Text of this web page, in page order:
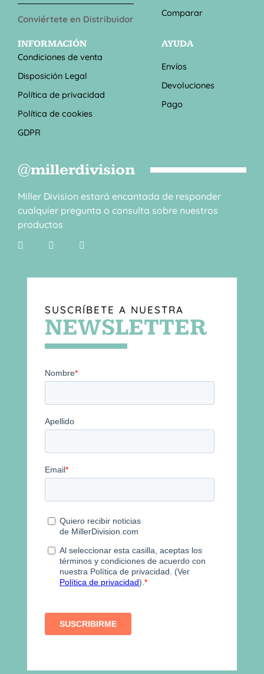
Conviértete en Distribuidor
Comparar
INFORMACIÓN
Condiciones de venta
Disposición Legal
Política de privacidad
Política de cookies
GDPR
AYUDA
Envíos
Devoluciones
Pago
@millerdivision
Miller Division estará encantada de responder
cualquier pregunta o consulta sobre nuestros
productos
SUSCRÍBETE A NUESTRA
NEWSLETTER